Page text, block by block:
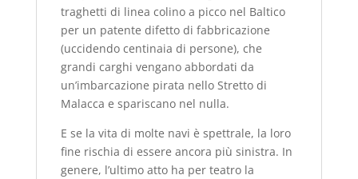
traghetti di linea colino a picco nel Baltico
per un patente difetto di fabbricazione
(uccidendo centinaia di persone), che
grandi carghi vengano abbordati da
un’imbarcazione pirata nello Stretto di
Malacca e spariscano nel nulla.
E se la vita di molte navi è spettrale, la loro
fine rischia di essere ancora più sinistra. In
genere, l’ultimo atto ha per teatro la